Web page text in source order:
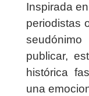
Inspirada
periodistas
publicar,
histórica
una